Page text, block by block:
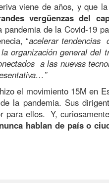
viene de años, y que
vergüenzas del
de la Covid-19
“acelerar tendencias
organización general del
a las nuevas
el movimiento 15M en
la pandemia. Sus
para ellos. Y,
nunca hablan de país o